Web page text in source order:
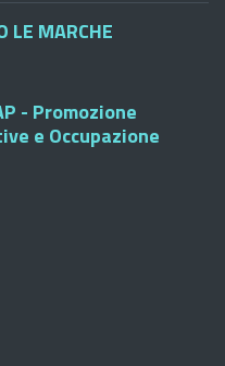
MARCHE
- Promozione
e Occupazione